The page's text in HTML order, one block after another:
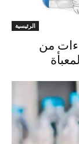
الرئيسية
وفحص الآبار.. 7 إجراءات من